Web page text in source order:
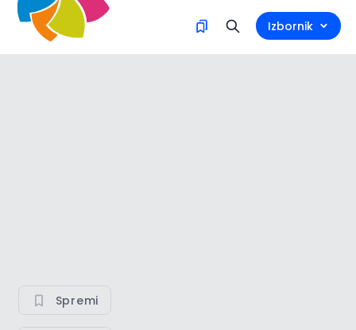
Izbornik
Spremi